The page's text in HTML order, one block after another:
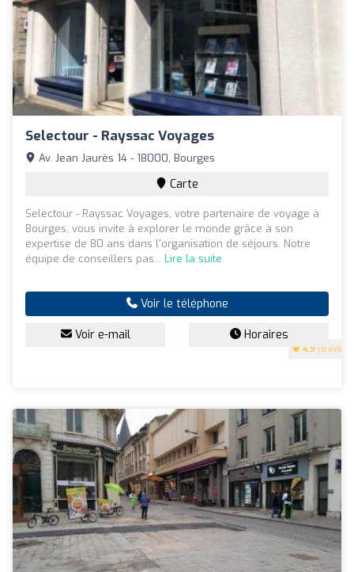
Selectour - Rayssac Voyages
4.9 (8 avis)
Av. Jean Jaurès 14 - 18000, Bourges
Carte
Selectour - Rayssac Voyages, votre partenaire de voyage à
Bourges, vous invite à explorer le monde grâce à son
expertise de 80 ans dans l'organisation de séjours. Notre
équipe de conseillers pas... Lire la suite
Voir le téléphone
Voir e-mail Horaires